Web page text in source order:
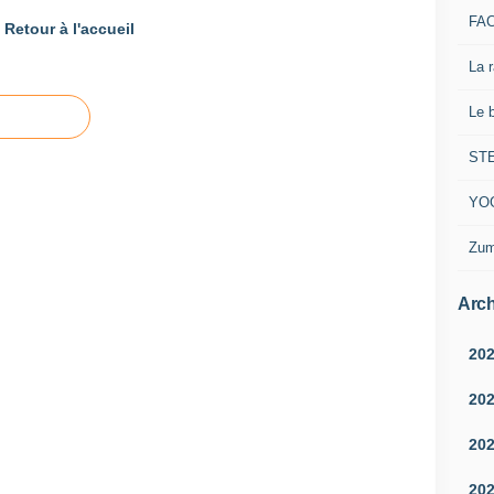
Retour à l'accueil
La
Le